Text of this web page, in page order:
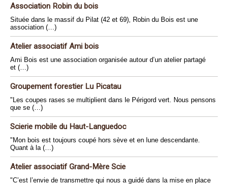
Association Robin du bois
Située dans le massif du Pilat (42 et 69), Robin du Bois est une
association (…)
Atelier associatif Ami bois
Ami Bois est une association organisée autour d’un atelier partagé
et (…)
Groupement forestier Lu Picatau
"Les coupes rases se multiplient dans le Périgord vert. Nous pensons
que se (…)
Scierie mobile du Haut-Languedoc
"Mon bois est toujours coupé hors sève et en lune descendante.
Quant à la (…)
Atelier associatif Grand-Mère Scie
"C’est l’envie de transmettre qui nous a guidé dans la mise en place